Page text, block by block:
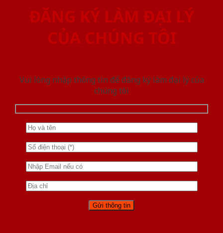
ĐĂNG KÝ LÀM ĐẠI LÝ
CỦA CHÚNG TÔI
Vui lòng nhập thông tin để đăng ký làm đại lý của
chúng tôi